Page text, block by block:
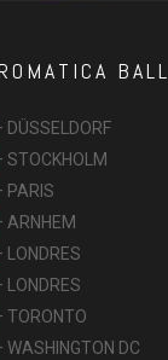
BALL
DÜSSELDORF
STOCKHOLM
PARIS
ARNHEM
LONDRES
LONDRES
TORONTO
WASHINGTON DC